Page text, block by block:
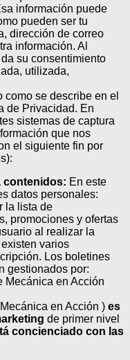
información puede
pueden ser tu
dirección de correo
información. Al
su consentimiento
utilizada,
como se describe en el
de Privacidad. En
sistemas de captura
que nos
el siguiente fin por
contenidos: En este
datos personales:
la lista de
promociones y ofertas
al realizar la
varios
Los boletines
gestionados por:
Mecánica en Acción
en Acción ) es
de primer nivel
concienciado con las